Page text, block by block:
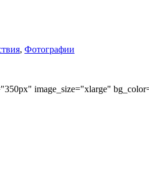
, Фотографии
image_size="xlarge"